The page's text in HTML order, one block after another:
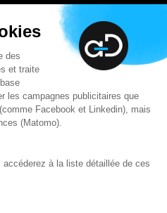
des
et traite
les campagnes publicitaires que
Facebook et Linkedin), mais
(Matomo).
à la liste détaillée de ces
de vous envoyer des newsletters. Pour